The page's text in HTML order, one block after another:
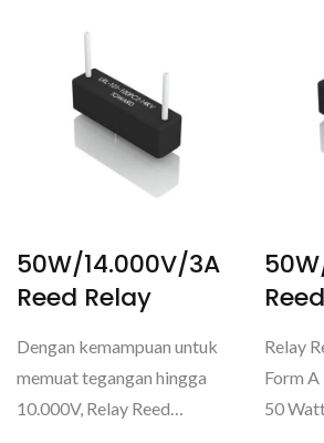
50W/14.000V/3A
Reed Relay
Dengan kemampuan untuk
memuat tegangan hingga
10.000V, Relay Reed
Relay
Form
50